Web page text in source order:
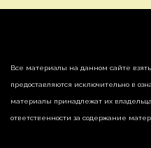
Все материалы на данном сайте
предоставляются исключительно в
материалы принадлежат их
ответственности за содержание